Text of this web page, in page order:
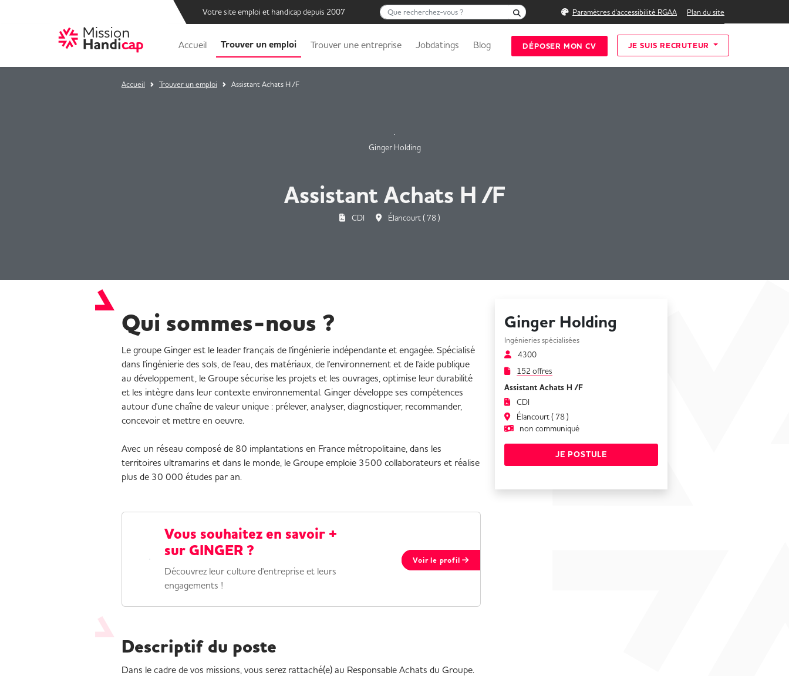
Votre site emploi et handicap depuis 2007 Que recherchez-vous ? Rechercher Paramètres d'accessibilité RGAA Plan du site
Accueil Trouver un emploi Trouver une entreprise Jobdatings Blog DÉPOSER MON CV JE SUIS RECRUTEUR
Accueil Trouver un emploi Assistant Achats H /F
Ginger Holding
Assistant Achats H /F
CDI Élancourt ( 78 )
Qui sommes-nous ?
Le groupe Ginger est le leader français de l'ingénierie indépendante et engagée. Spécialisé
dans l'ingénierie des sols, de l'eau, des matériaux, de l'environnement et de l'aide publique
au développement, le Groupe sécurise les projets et les ouvrages, optimise leur durabilité
et les intègre dans leur contexte environnemental. Ginger développe ses compétences
autour d'une chaîne de valeur unique : prélever, analyser, diagnostiquer, recommander,
concevoir et mettre en oeuvre.
Avec un réseau composé de 80 implantations en France métropolitaine, dans les
territoires ultramarins et dans le monde, le Groupe emploie 3500 collaborateurs et réalise
plus de 30 000 études par an.
Vous souhaitez en savoir +
sur GINGER ?
Découvrez leur culture d'entreprise et leurs
engagements !
Voir le profil
Descriptif du poste
Dans le cadre de vos missions, vous serez rattaché(e) au Responsable Achats du Groupe.
Ginger Holding
Ingénieries spécialisées
4300collaborateurs
152 offres
Assistant Achats H /F
CDI
Élancourt ( 78 )
non communiqué
JE POSTULE